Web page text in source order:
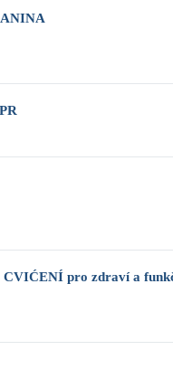
CVIĆENÍ pro zdraví a